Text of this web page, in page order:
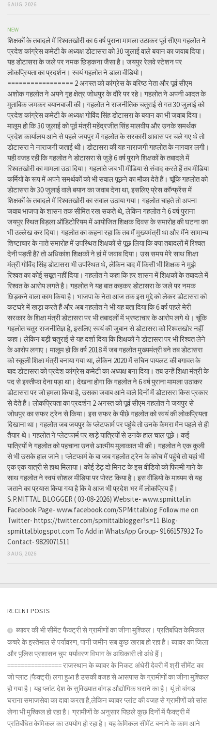
6 AUG, 2026
NEW
शिक्षकों के तबादले में रिश्वतखोरी का 6 वर्ष पुराना मामला उठाकर पूर्व सीएम गहलोत ने
प्रदेश कांग्रेस कमेटी के अध्यक्ष डोटासरा को 30 जुलाई वाले बयान का जवाब दिया।
यह डोटासरा के जले पर नमक छिड़कना जैसा है। जयपुर रेलवे स्टेशन पर
लोकप्रियता का प्रदर्शन। स्वयं गहलोत ने डाला वीडियो।
================= 2 अगस्त को कांग्रेस के वरिष्ठ नेता और पूर्व सीएम
अशोक गहलोत ने अपने गृह क्षेत्र जोधपुर के दौरे पर रहे। गहलोत ने अपनी आदत के
मुताबिक जमकर बयानबाजी की। गहलोत ने राजनीतिक चतुराई से गत 30 जुलाई को
प्रदेश कांग्रेस कमेटी के अध्यक्ष गोविंद सिंह डोटासरा के बयान का भी जवाब दिया।
मालूम हो कि 30 जुलाई को पूर्व मंत्री महेंद्रजीत सिंह मालवीय और उनके समर्थक
प्रदेश कार्यालय आने से पहले जयपुर में गहलोत के सरकारी आवास पर चले गए थे तो
डोटासरा ने नाराजगी जताई थी। डोटासरा की यह नाराजगी गहलोत के नागवार लगी।
यही वजह रही कि गहलोत ने डोटासरा से जुड़े 6 वर्ष पुराने शिक्षकों के तबादले में
रिश्वतखोरी का मामला उठा दिया। गहलाते जब भी मीडिया से संवाद करते हैं तब मीडिया
कर्मियों के रूप में अपने समर्थकों को भी सवाल पूछने का मौका देते हैं। चूंकि गहलोत को
डोटासरा के 30 जुलाई वाले बयान का जवाब देना था, इसलिए प्रेस कॉन्फ्रेंस में
शिक्षकों के तबादले में रिश्वतखोरी का सवाल उठाया गया। गहलोत चाहते तो अपना
जवाब भाजपा के शासन तक सीमित रख सकते थे, लेकिन गहलोत ने 6 वर्ष पुराना
जयपुर स्थित बिड़ला ऑडिटोरियम में आयोजित शिक्षक दिवस के समारोह की घटना का
भी उल्लेख कर दिया। गहलोत का कहना रहा कि तब मैं मुख्यमंत्री था और मैंने सामान्य
शिष्टाचार के नाते समारोह में उपस्थित शिक्षकों से पूछ लिया कि क्या तबादलों में रिश्वत
देनी पड़ती है? तो अधिकांश शिक्षकों ने हां में जवाब दिया। उस समय मेरे साथ शिक्षा
मंत्री गोविंद सिंह डोटासरा भी उपस्थित थे, लेकिन बाद में किसी भी शिक्षक ने मुझे
रिश्वत का कोई सबूत नहीं दिया। गहलोत ने कहा कि हर शासन में शिक्षकों के तबादले में
रिश्वत के आरोप लगते है। गहलोत ने यह बात कहकर डोटासरा के जले पर नमक
छिड़कने वाला काम किया है। भाजपा के नेता आज तक इस मुद्दे को लेकर डोटासरा को
कटघरे में खड़ा करते हैं और अब गहलोत ने भी यह बता दिया कि 6 वर्ष पहले मेरी
सरकार के शिक्षा मंत्री डोटासरा पर भी तबादलों में भ्रष्टाचार के आरोप लगे थे। चूंकि
गहलोत चतुर राजनीतिज्ञ है, इसलिए स्वयं की जुबान से डोटासरा को रिश्वतखोर नहीं
कहा। लेकिन बड़ी चतुराई से यह दर्शा दिया कि शिक्षकों ने डोटासरा पर भी रिश्वत लेने
के आरोप लगाए। मालूम हो कि वर्ष 2018 में जब गहलोत मुख्यमंत्री बने तब डोटासरा
को स्कूली शिक्षा मंत्री बनाया गया था, लेकिन 2020 में सचिन पायलट की बगावत के
बाद डोटासरा को प्रदेश कांग्रेस कमेटी का अध्यक्ष बना दिया। तब उन्हें शिक्षा मंत्री के
पद से इस्तीफा देना पड़ा था। देखना होगा कि गहलोत ने 6 वर्ष पुराना मामला उठाकर
डोटासरा पर जो हमला किया है, उसका जवाब आने वाले दिनों में डोटासरा किस प्रकार
से देते हैं। लोकप्रियता का प्रदर्शन 2 अगस्त को पूर्व सीएम गहलोत ने जयपुर से
जोधपुर का सफर ट्रेन से किया। इस सफर के पीछे गहलोत को स्वयं की लोकप्रियता
दिखाना था। गहलोत जब जयपुर के प्लेटफार्म पर पहुंचे तो उनके कैमरा मैन पहले से ही
तैयार थे। गहलोत ने प्लेटफार्म पर खड़े यात्रियों से उनके हाल चाल पूछे। कई
यात्रियों ने गहलोत को पहचाना उनसे आत्मीय मुलाकात भी की। गहलोत ने एक कुली
से भी उसके हाल जाने। प्लेटफार्म के बा जब गहलोत ट्रेन के कोच में पहुंचे तो यहां भी
एक एक यात्री से हाथ मिलाया। कोई डेढ़ दो मिनट के इस वीडियो को फिल्मी गाने के
साथ गहलोत ने स्वयं सोशल मीडिया पर पोस्ट किया है। इस वीडियो के माध्यम से यह
जताने का प्रयास किया गया है कि वे आज भी प्रदेश भर में लोकप्रिय हैं।
S.P.MITTAL BLOGGER ( 03-08-2026) Website- www.spmittal.in
Facebook Page- www.facebook.com/SPMittalblog Follow me on
Twitter- https://twitter.com/spmittalblogger?s=11 Blog-
spmittal.blogspot.com To Add in WhatsApp Group- 9166157932 To
Contact- 9829071511
3 AUG, 2026
RECENT POSTS
ब्यावर की भी सीमेंट फैक्ट्री से ग्रामीणों का जीना मुश्किल। प्रतिबंधित केमिकल
कचरे के इस्तेमाल से पर्यावरण, पानी जमीन सब कुछ खराब हो रहा है। ब्यावर का जिला
और पुलिस प्रशासन चुप: पर्यावरण विभाग के अधिकारी तो अंधे हैं।
================ राजस्थान के ब्यावर के निकट अंधेरी देवरी में श्री सीमेंट का
जो प्लांट (फैक्ट्री) लगा हुआ है उसकी वजह से आसपास के ग्रामीणों का जीना मुश्किल
हो गया है। यह प्लांट देश के सुविख्यात बांगड़ औद्योगिक घराने का है। यूं तो बांगड़
घराना समाजसेवा का दावा करता है,लेकिन ब्यावर प्लांट की वजह से ग्रामीणों को सांस
लेना भी मुश्किल हो रहा है। ग्रामीणों के अनुसार पिछले कुछ दिनों में फैक्ट्री में
प्रतिबंधित केमिकल का उपयोग हो रहा है। यह केमिकल सीमेंट बनाने के काम आने